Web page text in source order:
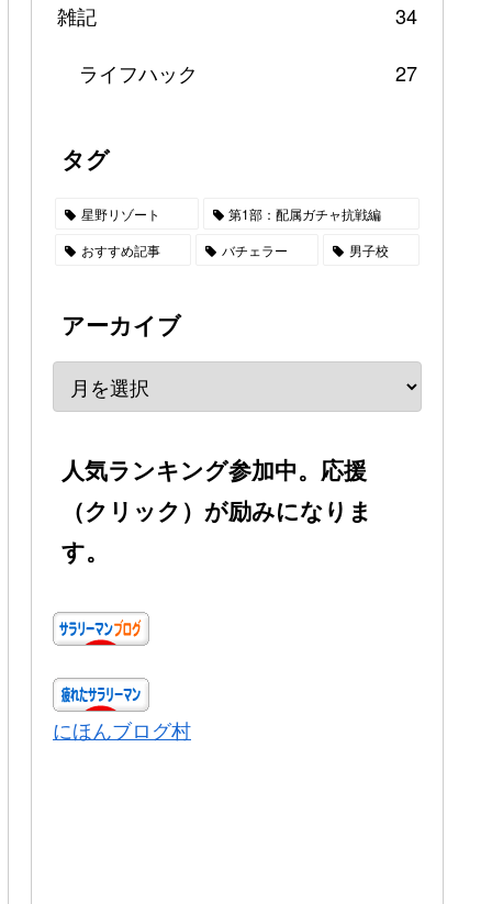
雑記
34
ライフハック
27
タグ
星野リゾート
第1部：配属ガチャ抗戦編
おすすめ記事
バチェラー 男子校
アーカイブ
人気ランキング参加中。応援
（クリック）が励みになりま
す。
にほんブログ村